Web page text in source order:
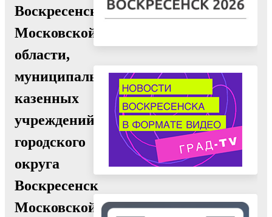
Воскресенск
Московской
области,
муниципальных
казенных
учреждений
городского
округа
Воскресенск
Московской